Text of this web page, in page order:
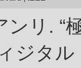
ンリ. “
ジタ